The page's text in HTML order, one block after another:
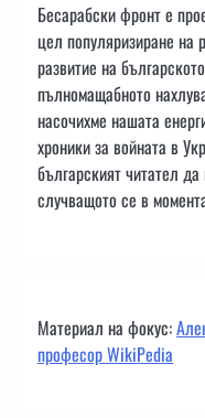
Бесарабски фронт е
цел популяризиране на
развитие на
пълномащабното
насочихме нашата
хроники за войната в
българският читател
случващото се в
Материал на фокус:
професор WikiPedia